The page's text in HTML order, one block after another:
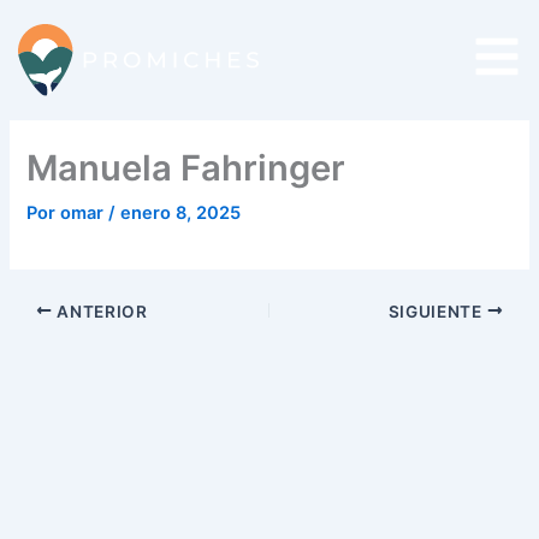
contenido
Manuela Fahringer
Poromar/enero 8, 2025
ANTERIOR SIGUIENTE